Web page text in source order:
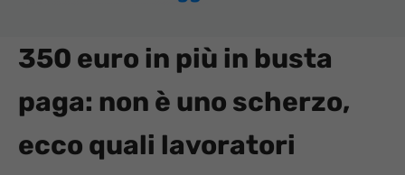
350 euro in più in busta
paga: non è uno scherzo,
ecco quali lavoratori